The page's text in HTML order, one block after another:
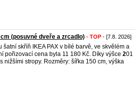
(posuvné dveře a zrcadlo) - TOP - [7.8. 2026]
šatní skříň IKEA PAX v bílé barvě, ve skvělém a
pořizovací cena byla 11 180 Kč. Díky výšce 201
nižšími stropy. Rozměry: šířka 150 cm, výška